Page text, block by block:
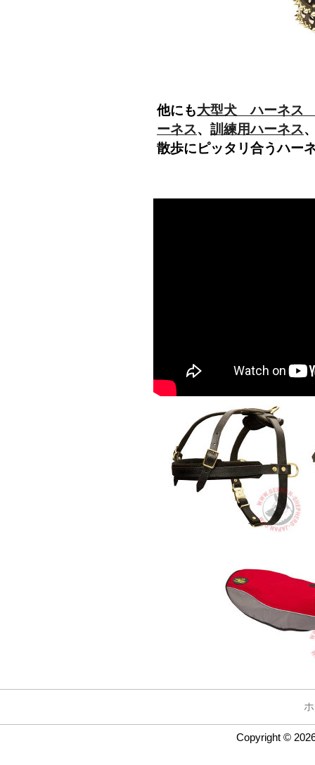
他にも大型犬 ハーネス
ーネス、 訓練用ハーネス
散歩にピッタリ合うハー
Copyright ©